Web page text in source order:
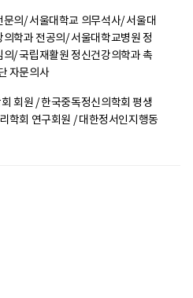
문의/ 서울대학교 의무석사/ 서울대
학과 전공의/ 서울대학교병원 정
의/ 국립재활원 정신건강의학과 촉
자문의사
회원 / 한국중독정신의학회 평생
학회 연구회원 / 대한정서인지행동